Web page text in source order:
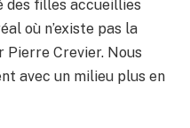
des filles accueillies
où n’existe pas la
Pierre Crevier. Nous
avec un milieu plus en